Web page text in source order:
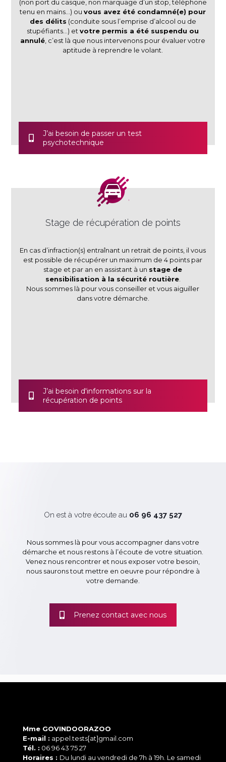
(non port du casque, non marquage d’un stop, téléphone
tenu en mains…) ouvous avez été condamné(e) pour
des délits (conduite sous l’emprise d’alcool ou de
stupéfiants…) etvotre permis a été suspendu ou
annulé, c’est là que nous intervenons pour évaluer votre
aptitude à reprendre le volant.
J’ai besoin de passer un test
psychotechnique
Stage de récupération de points
En cas d’infraction(s) entraînant un retrait de points, il vous
est possible de récupérer un maximum de 4 points par
stage et par an en assistant à un stage de
sensibilisation à la sécurité routière.
Nous sommes là pour vous conseiller et vous aiguiller
dans votre démarche.
J’ai besoin d'informations sur la
récupération de points
On est à votre écoute au 06 96 437 527
Nous sommes là pour vous accompagner dans votre
démarche et nous restons à l’écoute de votre situation.
Venez nous rencontrer et nous exposer votre besoin,
nous saurons tout mettre en oeuvre pour répondre à
votre demande.
Prenez contact avec nous
Mme GOVINDOORAZOO
E-mail : appel.tests[at]gmail.com
Tél. : 06 96 43 75 27
Horaires : Du lundi au vendredi de 7h à 19h. Le samedi